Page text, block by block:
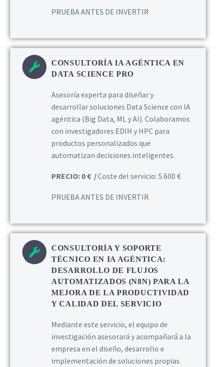
PRUEBA ANTES DE INVERTIR
CONSULTORÍA IA AGÉNTICA EN
DATA SCIENCE PRO
Asesoría experta para diseñar y
desarrollar soluciones Data Science con IA
agéntica (Big Data, ML y AI). Colaboramos
con investigadores EDIH y HPC para
productos personalizados que
automatizan decisiones inteligentes.
PRECIO: 0 € /Coste del servicio: 5.600 €
PRUEBA ANTES DE INVERTIR
CONSULTORÍA Y SOPORTE
TÉCNICO EN IA AGÉNTICA:
DESARROLLO DE FLUJOS
AUTOMATIZADOS (N8N) PARA LA
MEJORA DE LA PRODUCTIVIDAD
Y CALIDAD DEL SERVICIO
Mediante este servicio, el equipo de
investigación asesorará y acompañará a la
empresa en el diseño, desarrollo e
implementación de soluciones propias